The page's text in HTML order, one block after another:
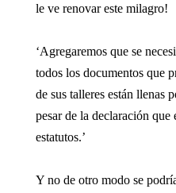
le ve renovar este milagro!
‘Agregaremos que se
todos los documentos que
de sus talleres están llenas
pesar de la declaración que
estatutos.’
Y no de otro modo se